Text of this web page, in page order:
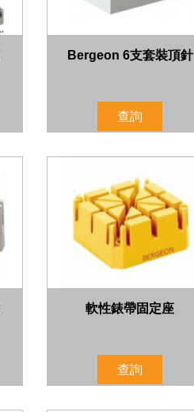
Bergeon 6支套裝頂針
查詢
軟性錶帶固定座
查詢